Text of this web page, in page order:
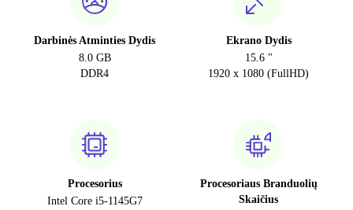
Darbinės Atminties Dydis
8.0 GB
DDR4
Ekrano Dydis
15.6 "
1920 x 1080 (FullHD)
Procesorius
Intel Core i5-1145G7
Procesoriaus Branduolių
Skaičius